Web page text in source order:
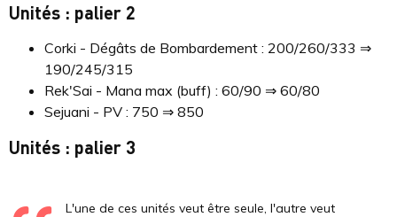
Unités : palier 2
Corki - Dégâts de Bombardement : 200/260/333 ⇒
190/245/315
Rek'Sai - Mana max (buff) : 60/90 ⇒ 60/80
Sejuani - PV : 750 ⇒ 850
Unités : palier 3
L'une de ces unités veut être seule, l'autre veut